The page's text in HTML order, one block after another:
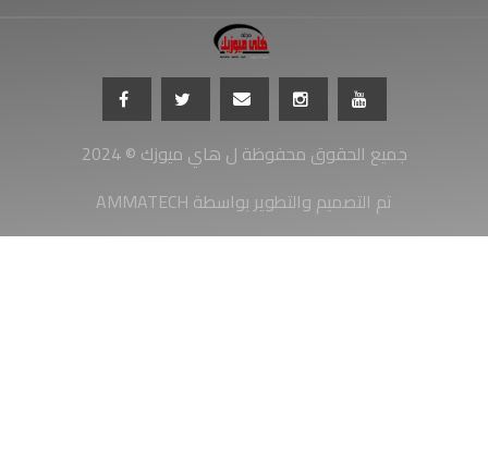
جميع الحقوق محفوظة ل هاي ميوزك © 2024
AMMATECH تم التصميم والتطوير بواسطة